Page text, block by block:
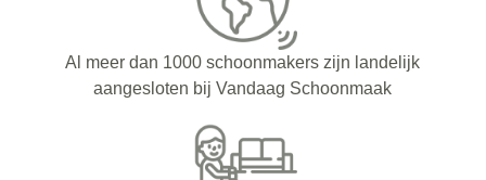
Al meer dan 1000 schoonmakers zijn landelijk
aangesloten bij Vandaag Schoonmaak